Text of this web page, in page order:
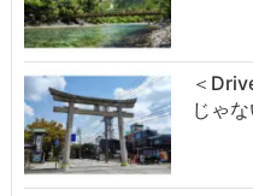
＜
じゃ